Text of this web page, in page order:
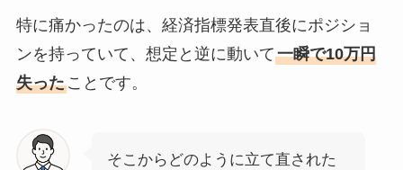
特に痛かったのは、経済指標発表直後にポジショ
ンを持っていて、想定と逆に動いて一瞬で10万円
失ったことです。
そこからどのように立て直された